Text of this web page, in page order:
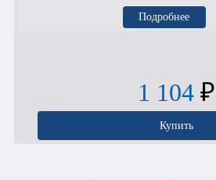
Подробнее
1 104 ₽
Купить